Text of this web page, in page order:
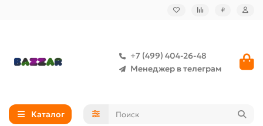
₽
+7 (499) 404-26-48
Менеджер в телеграм
Каталог